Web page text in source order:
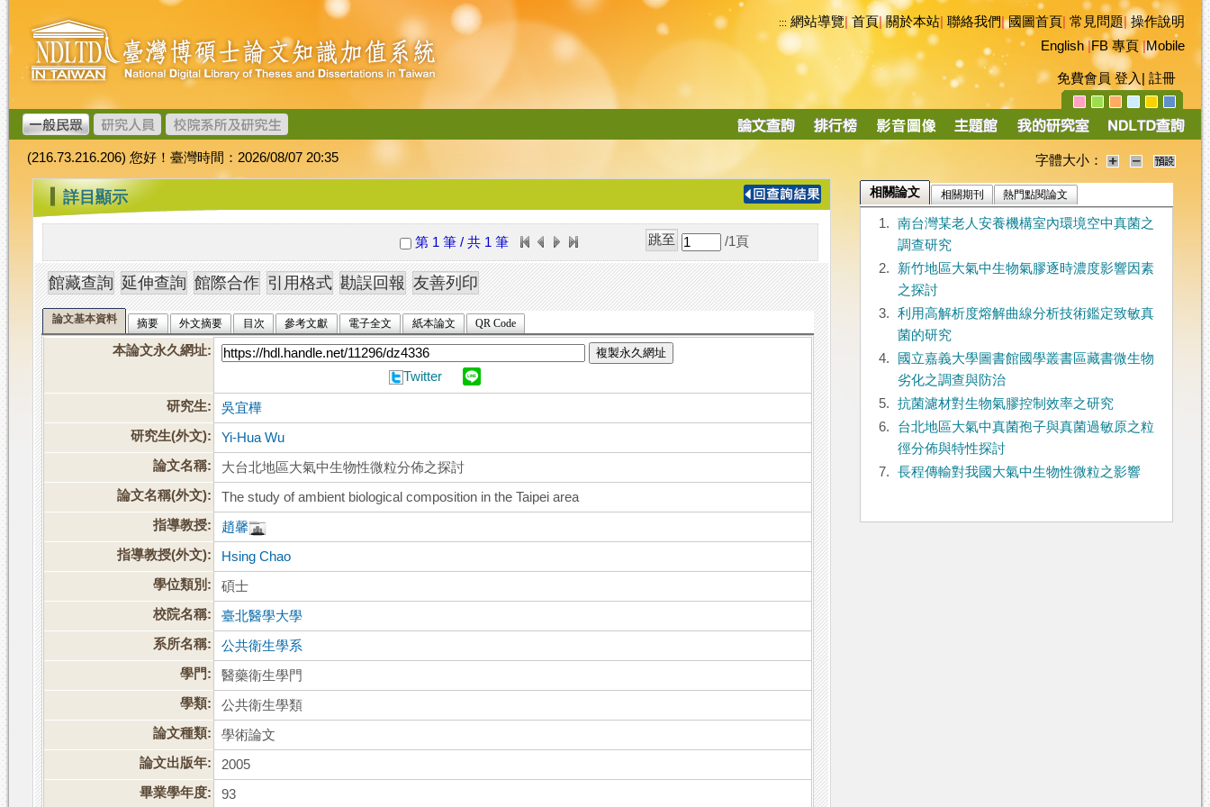
跳
到
主
要
內
容
臺
灣
博
碩
士
論
文
加
值
系
統
::: 網站導覽|首頁|關於本站 聯絡我們|國圖首頁 常見問題|操作說明
English|FB 專頁|Mobile
免費會員 登入 註冊
導
(216.73.216.206) 您好！臺灣時間：2026/08/07 20:35 字體大小：
::: 詳目顯示
第 1 筆 / 共 1 筆 /1 頁
論文基本資料 摘要 外文摘要 目次 參考文獻 電子全文 紙本論文 QR Code
本論文永久網址: 複製永久網址
Twitter
研究生:
吳宜樺
研究生(外文):
Yi-Hua Wu
論文名稱:
大台北地區大氣中生物性微粒分佈之探討
論文名稱(外文):
The study of ambient biological composition in the Taipei area
指導教授:
趙馨
指導教授(外文):
Hsing Chao
學位類別:
碩士
校院名稱:
臺北醫學大學
系所名稱:
公共衛生學系
學門:
醫藥衛生學門
學類:
公共衛生學類
論文種類:
學術論文
論文出版年:
2005
畢業學年度:
93
相關論文 相關期刊 熱門點閱論文
1.
南台灣某老人安養機構室內環境空中真菌之
調查研究
2.
新竹地區大氣中生物氣膠逐時濃度影響因素
之探討
3.
利用高解析度熔解曲線分析技術鑑定致敏真
菌的研究
4.
國立嘉義大學圖書館國學叢書區藏書微生物
劣化之調查與防治
5.
抗菌濾材對生物氣膠控制效率之研究
6.
台北地區大氣中真菌孢子與真菌過敏原之粒
徑分佈與特性探討
7.
長程傳輸對我國大氣中生物性微粒之影響